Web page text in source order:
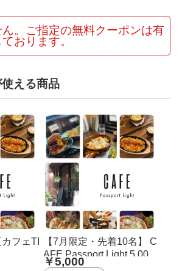
。ご指定の無料クーポンは有
おります。
える商品
フェTI
【7月限定・先着10名】 C
AFE Passport Light 5,000
円で6,000円分使えるWEB
￥5,000